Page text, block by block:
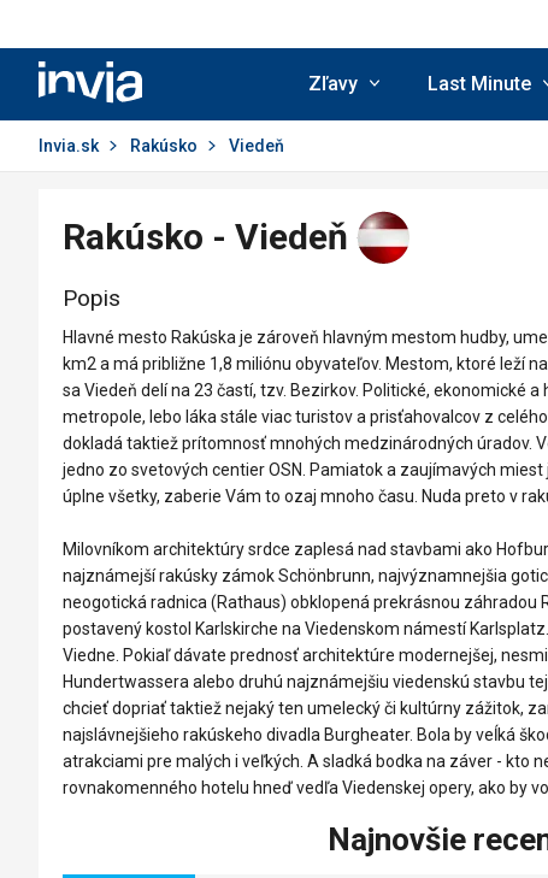
Invia.sk
Zľavy Last Minute
Invia.sk Rakúsko Viedeň
Rakúsko - Viedeň
Popis
Hlavné mesto Rakúska je zároveň hlavným mestom hudby,
km2 a má približne 1,8 miliónu obyvateľov. Mestom, ktoré leží
sa Viedeň delí na 23 častí, tzv. Bezirkov. Politické,
metropole, lebo láka stále viac turistov a prisťahovalcov z
dokladá taktiež prítomnosť mnohých medzinárodných úradov.
jedno zo svetových centier OSN. Pamiatok a zaujímavých
úplne všetky, zaberie Vám to ozaj mnoho času. Nuda preto v
Milovníkom architektúry srdce zaplesá nad stavbami ako
najznámejší rakúsky zámok Schönbrunn, najvýznamnejšia
neogotická radnica (Rathaus) obklopená prekrásnou
postavený kostol Karlskirche na Viedenskom námestí
Viedne. Pokiaľ dávate prednosť architektúre modernejšej,
Hundertwassera alebo druhú najznámejšiu viedenskú stavbu
chcieť dopriať taktiež nejaký ten umelecký či kultúrny zážitok,
najslávnejšieho rakúskeho divadla Burgheater. Bola by veĺká
atrakciami pre malých i veľkých. A sladká bodka na záver - kto
rovnakomenného hotelu hneď vedľa Viedenskej opery, ako by
Najnovšie